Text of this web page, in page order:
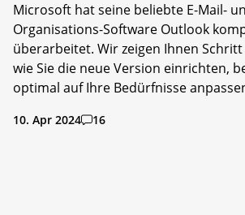
Microsoft hat seine beliebte E-Mail-
Organisations-Software Outlook
überarbeitet. Wir zeigen Ihnen
wie Sie die neue Version einrichten,
optimal auf Ihre Bedürfnisse
10. Apr 2024 16